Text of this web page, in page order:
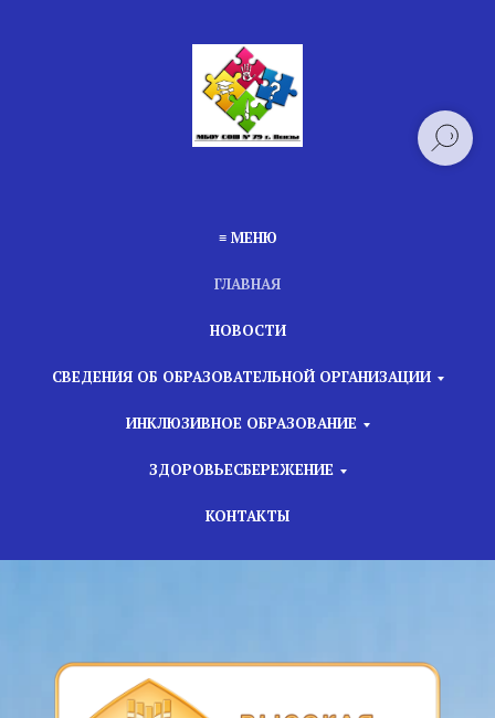
≡ МЕНЮ
ГЛАВНАЯ
НОВОСТИ
СВЕДЕНИЯ ОБ ОБРАЗОВАТЕЛЬНОЙ ОРГАНИЗАЦИИ
ИНКЛЮЗИВНОЕ ОБРАЗОВАНИЕ
ЗДОРОВЬЕСБЕРЕЖЕНИЕ
КОНТАКТЫ